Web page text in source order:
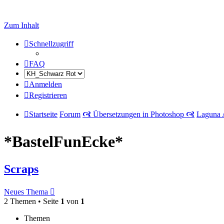
Zum Inhalt
Schnellzugriff
FAQ
Anmelden
Registrieren
Startseite Forum 🙧 Übersetzungen in Photoshop 🙧 Laguna
*BastelFunEcke*
Scraps
Neues Thema
2 Themen • Seite 1 von 1
Themen